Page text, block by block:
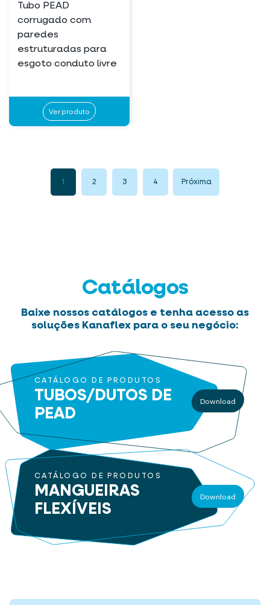
Tubo PEAD
corrugado com
paredes
estruturadas para
esgoto conduto livre
Ver produto
1 2 3 4 Próxima
Catálogos
Baixe nossos catálogos e tenha acesso as
soluções Kanaflex para o seu negócio:
CATÁLOGO DE PRODUTOS
TUBOS/DUTOS DE
PEAD
Download
CATÁLOGO DE PRODUTOS
MANGUEIRAS
FLEXÍVEIS
Download